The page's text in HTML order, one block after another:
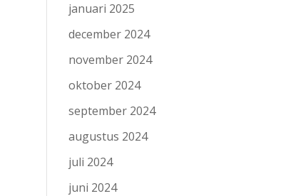
januari 2025
december 2024
november 2024
oktober 2024
september 2024
augustus 2024
juli 2024
juni 2024